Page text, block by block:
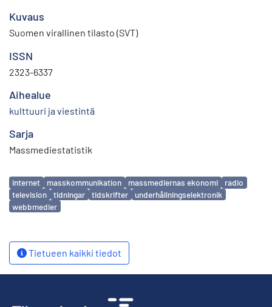
Kuvaus
Suomen virallinen tilasto (SVT)
ISSN
2323-6337
Aihealue
kulttuuri ja viestintä
Sarja
Massmediestatistik
Avainsanat
internet masskommunikation massmediernas ekonomi
radio
television
tidningar tidskrifter
underhållningselektronik
webbmedier
Tietueen kaikki tiedot